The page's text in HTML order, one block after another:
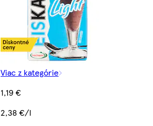
Viac z kategórie
1,19 €
2,38 €/l